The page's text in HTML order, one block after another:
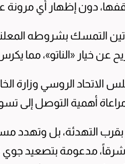
دون إظهار أي مرونة
التمسك بشروطه
عن خيار «الناتو»، مما
الروسي وزارة
أهمية التوصل إلى
بقرب التهدئة، بل وتهدد
شرقاً، مدعومة بتصعيد